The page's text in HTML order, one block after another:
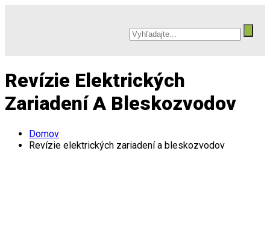
Revízie Elektrických
Zariadení A Bleskozvodov
Domov
Revízie elektrických zariadení a bleskozvodov